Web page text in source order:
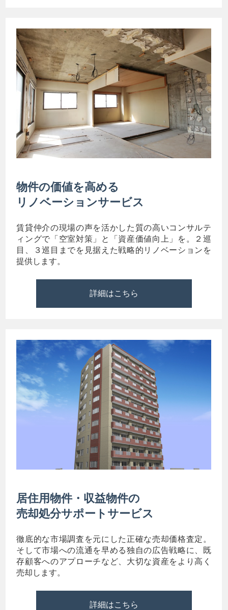
物件の価値を高める
リノベーションサービス
賃貸仲介の現場の声を活かした質の高いコンサルテ
ィングで「空室対策」と「資産価値向上」を。２巡
目、３巡目までを見据えた戦略的リノベーションを
提供します。
詳細はこちら
居住用物件・収益物件の
売却処分サポートサービス
徹底的な市場調査を元にした正確な売却価格査定。
そして市場への流通を早める独自の広告戦略に、既
存顧客へのアプローチなど、大切な資産をより高く
売却します。
詳細はこちら